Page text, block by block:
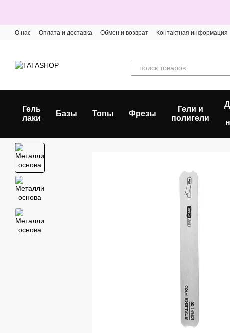
О нас Оплата и доставка Обмен и возврат Контактная информация
Гель
лаки
Базы Топы Фрезы
Гели и
полигели